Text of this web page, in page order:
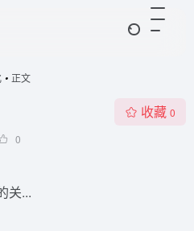
• 正文
0
收藏 0
关...